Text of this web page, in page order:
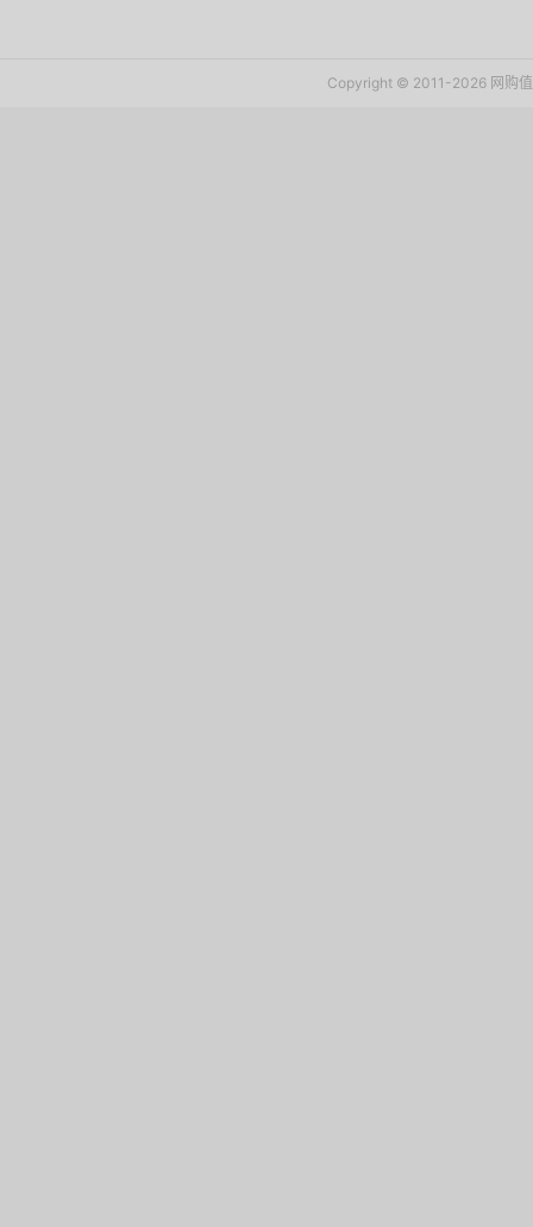
Copyright © 2011-2026 网购